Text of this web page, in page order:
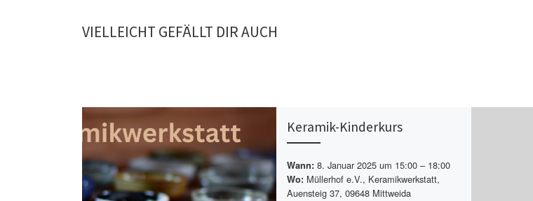
VIELLEICHT GEFÄLLT DIR AUCH
Keramik-Kinderkurs
Wann: 8. Januar 2025 um 15:00 – 18:00
Wo: Müllerhof e.V., Keramikwerkstatt,
Auensteig 37, 09648 Mittweida